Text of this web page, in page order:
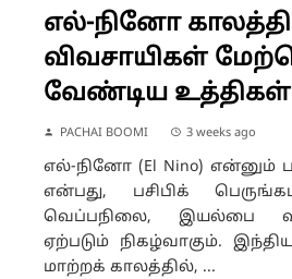
எல்-நினோ
விவசாயிகள்
வேண்டிய
PACHAI BOOMI 3 weeks ago
எல்-நினோ (El Nino) என்னும்
என்பது, பசிபிக்
வெப்பநிலை, இயல்பை
ஏற்படும் நிகழ்வாகும்.
மாற்றக் காலத்தில், ...